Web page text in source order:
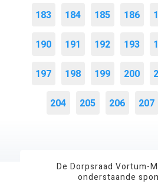
183 184 185 186
190 191 192 193
197 198 199 200
204 205 206 207
De Dorpsraad Vortum-
onderstaande